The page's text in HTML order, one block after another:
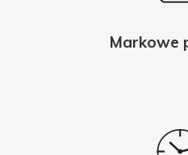
Markowe